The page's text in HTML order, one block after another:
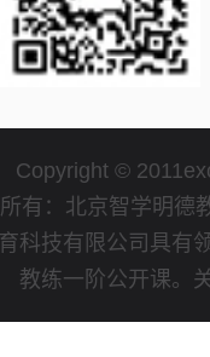
Copyright ©
有：北京智学明
科技有限公司具有
教练一阶公开课。